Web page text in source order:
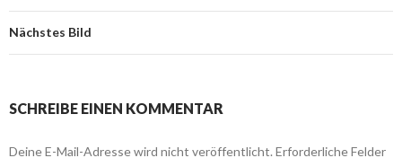
Nächstes Bild
SCHREIBE EINEN KOMMENTAR
Deine E-Mail-Adresse wird nicht veröffentlicht.Erforderliche Felder